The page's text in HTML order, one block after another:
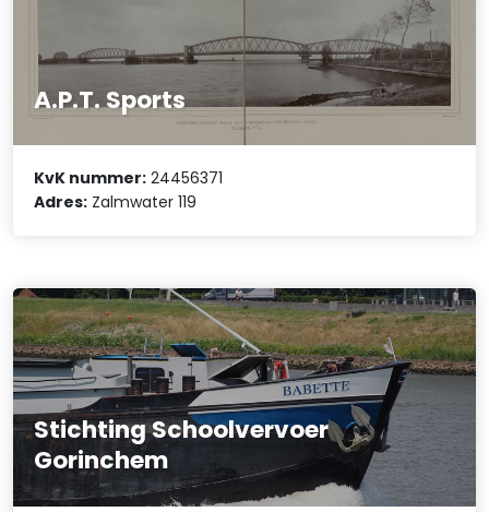
A.P.T. Sports
KvK nummer: 24456371
Adres: Zalmwater 119
Stichting Schoolvervoer
Gorinchem